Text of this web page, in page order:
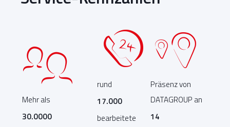
Mehr als
30.0000
rund
17.000
bearbeitete
Präsenz von
DATAGROUP an
14